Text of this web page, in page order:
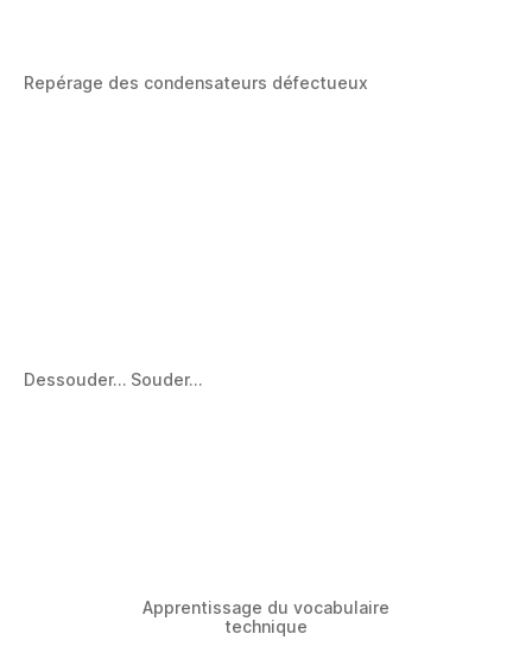
Repérage des condensateurs défectueux
Dessouder… Souder…
Apprentissage du vocabulaire
technique